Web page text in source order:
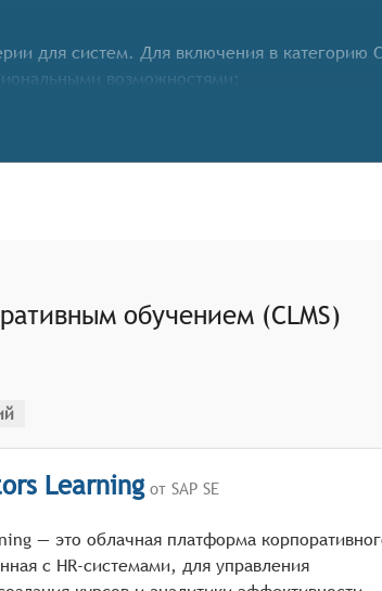
для систем. Для включения в категорию
возможностями:
программы, расписание курсов,
не только в виде электронных
возможности для обмена
обучением (CLMS)
Learning от SAP SE
— это облачная платформа
с HR-системами, для управления